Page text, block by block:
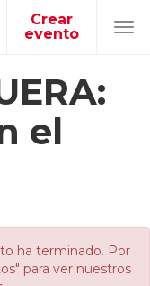
Crear
evento
el
ha terminado. Por
para ver nuestros